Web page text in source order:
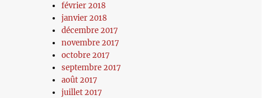
février 2018
janvier 2018
décembre 2017
novembre 2017
octobre 2017
septembre 2017
août 2017
juillet 2017